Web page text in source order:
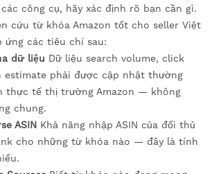
công cụ, hãy xác định rõ bạn cần gì.
cứu từ khóa Amazon tốt cho seller Việt
ứng các tiêu chí sau:
dữ liệu Dữ liệu search volume, click
estimate phải được cập nhật thường
thực tế thị trường Amazon — không
chung.
ASIN Khả năng nhập ASIN của đối thủ
cho những từ khóa nào — đây là tính